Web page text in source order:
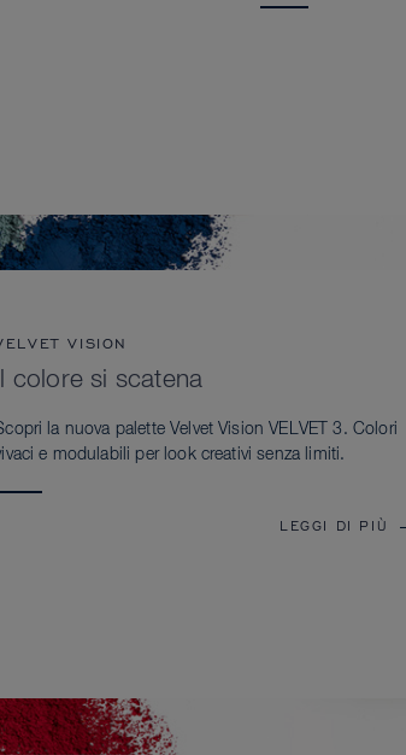
VISION
Il colore si scatena
la nuova palette Velvet Vision VELVET 3. Colori
e modulabili per look creativi senza limiti.
LEGGI DI PIÙ